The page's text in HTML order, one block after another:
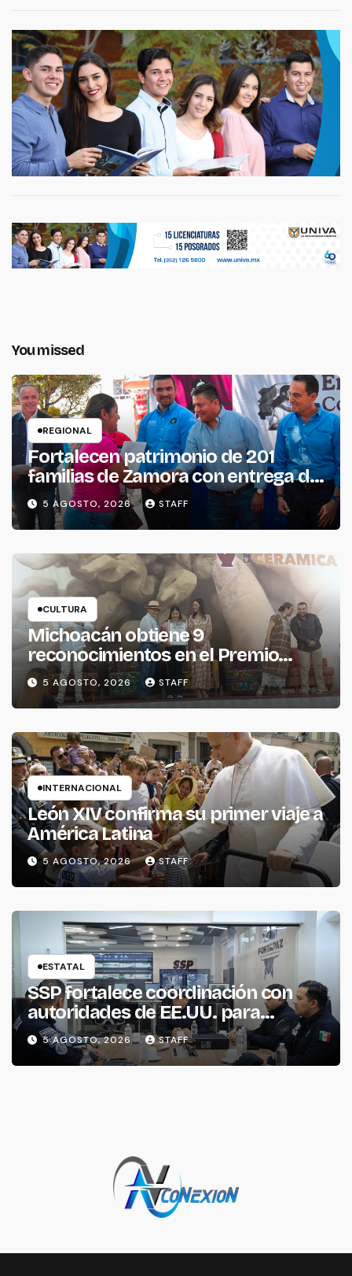
You missed
REGIONAL
Fortalecen patrimonio de 201
familias de Zamora con entrega de
escrituras
5 AGOSTO, 2026 STAFF
CULTURA
Michoacán obtiene 9
reconocimientos en el Premio
Nacional de la Cerámica
5 AGOSTO, 2026 STAFF
INTERNACIONAL
León XIV confirma su primer viaje a
América Latina
5 AGOSTO, 2026 STAFF
ESTATAL
SSP fortalece coordinación con
autoridades de EE.UU. para
reforzar seguridad en la región
aguacatera
5 AGOSTO, 2026 STAFF